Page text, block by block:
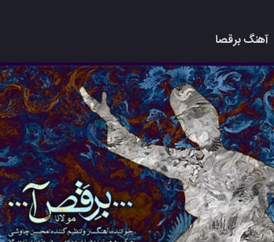
آهنگ برقصا